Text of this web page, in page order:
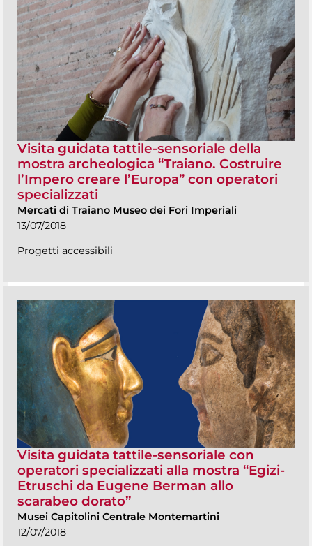
Visita guidata tattile-sensoriale della
mostra archeologica “Traiano. Costruire
l’Impero creare l’Europa” con operatori
specializzati
Mercati di Traiano Museo dei Fori Imperiali
13/07/2018
Progetti accessibili
Visita guidata tattile-sensoriale con
operatori specializzati alla mostra “Egizi-
Etruschi da Eugene Berman allo
scarabeo dorato”
Musei Capitolini Centrale Montemartini
12/07/2018